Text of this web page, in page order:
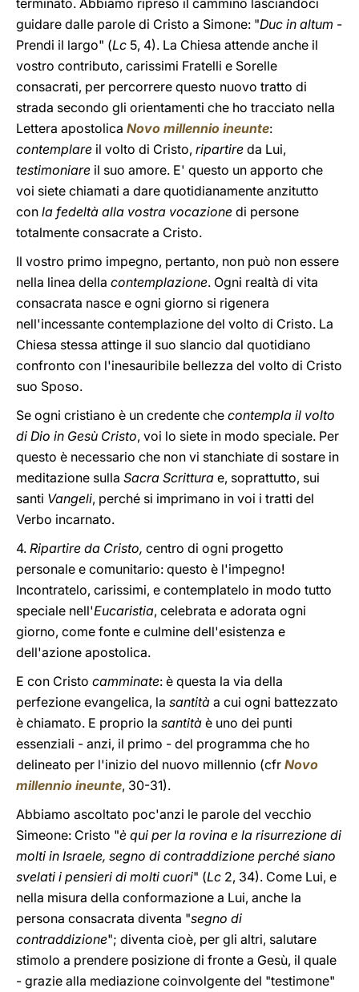
terminato. Abbiamo ripreso il cammino lasciandoci
guidare dalle parole di Cristo a Simone: "Duc in altum -
Prendi il largo" (Lc 5, 4). La Chiesa attende anche il
vostro contributo, carissimi Fratelli e Sorelle
consacrati, per percorrere questo nuovo tratto di
strada secondo gli orientamenti che ho tracciato nella
Lettera apostolica Novo millennio ineunte:
contemplare il volto di Cristo, ripartire da Lui,
testimoniare il suo amore. E' questo un apporto che
voi siete chiamati a dare quotidianamente anzitutto
con la fedeltà alla vostra vocazione di persone
totalmente consacrate a Cristo.
Il vostro primo impegno, pertanto, non può non essere
nella linea della contemplazione. Ogni realtà di vita
consacrata nasce e ogni giorno si rigenera
nell'incessante contemplazione del volto di Cristo. La
Chiesa stessa attinge il suo slancio dal quotidiano
confronto con l'inesauribile bellezza del volto di Cristo
suo Sposo.
Se ogni cristiano è un credente che contempla il volto
di Dio in Gesù Cristo, voi lo siete in modo speciale. Per
questo è necessario che non vi stanchiate di sostare in
meditazione sulla Sacra Scrittura e, soprattutto, sui
santi Vangeli, perché si imprimano in voi i tratti del
Verbo incarnato.
4. Ripartire da Cristo, centro di ogni progetto
personale e comunitario: questo è l'impegno!
Incontratelo, carissimi, e contemplatelo in modo tutto
speciale nell'Eucaristia, celebrata e adorata ogni
giorno, come fonte e culmine dell'esistenza e
dell'azione apostolica.
E con Cristo camminate: è questa la via della
perfezione evangelica, la santità a cui ogni battezzato
è chiamato. E proprio la santità è uno dei punti
essenziali - anzi, il primo - del programma che ho
delineato per l'inizio del nuovo millennio (cfr Novo
millennio ineunte, 30-31).
Abbiamo ascoltato poc'anzi le parole del vecchio
Simeone: Cristo "è qui per la rovina e la risurrezione di
molti in Israele, segno di contraddizione perché siano
svelati i pensieri di molti cuori" (Lc 2, 34). Come Lui, e
nella misura della conformazione a Lui, anche la
persona consacrata diventa "segno di
contraddizione"; diventa cioè, per gli altri, salutare
stimolo a prendere posizione di fronte a Gesù, il quale
- grazie alla mediazione coinvolgente del "testimone"